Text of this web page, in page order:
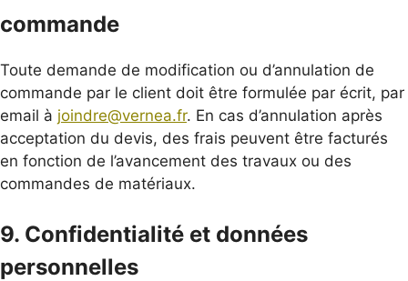
commande
Toute demande de modification ou d’annulation de
commande par le client doit être formulée par écrit, par
email à joindre@vernea.fr. En cas d’annulation après
acceptation du devis, des frais peuvent être facturés
en fonction de l’avancement des travaux ou des
commandes de matériaux.
9. Confidentialité et données
personnelles